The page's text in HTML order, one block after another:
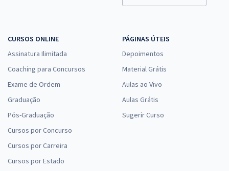
CURSOS ONLINE
Assinatura Ilimitada
Coaching para Concursos
Exame de Ordem
Graduação
Pós-Graduação
Cursos por Concurso
Cursos por Carreira
Cursos por Estado
PÁGINAS ÚTEIS
Depoimentos
Material Grátis
Aulas ao Vivo
Aulas Grátis
Sugerir Curso